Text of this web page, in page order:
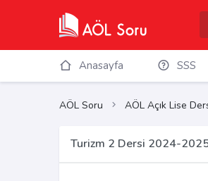
Anasayfa SSS
AÖL Soru AÖL Açık Lise
Turizm 2 Dersi 2024-2025